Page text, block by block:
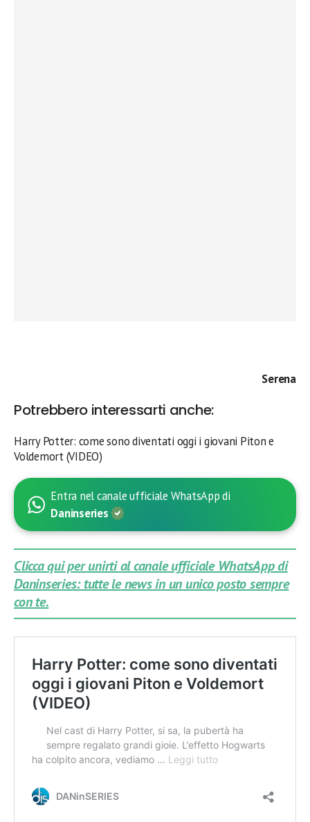
Serena
Potrebbero interessarti anche:
Harry Potter: come sono diventati oggi i giovani Piton e
Voldemort (VIDEO)
Entra nel canale ufficiale WhatsApp di
Daninseries
Clicca qui per unirti al canale ufficiale WhatsApp di
Daninseries: tutte le news in un unico posto sempre
con te.